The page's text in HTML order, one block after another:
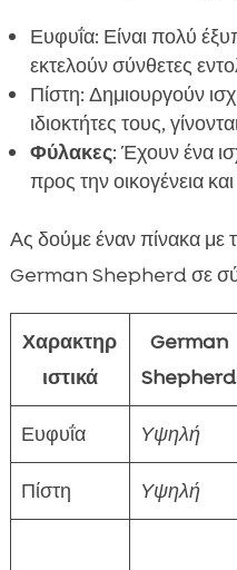
Ευφυΐα: Είναι πολύ
εκτελούν σύνθετες
Πίστη: Δημιουργούν
ιδιοκτήτες τους,
Φύλακες: Έχουν ένα
προς την οικογένεια
Ας δούμε έναν πίνακα με
German Shepherd σε
Χαρακτηρ
ιστικά
German
Shepherd
Ευφυΐα Υψηλή
Πίστη Υψηλή